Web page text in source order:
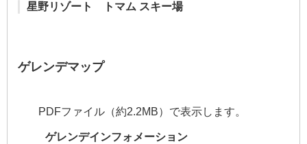
星野リゾート トマム スキー場
ゲレンデマップ
PDFファイル（約2.2MB）で表示します。
ゲレンデインフォメーション